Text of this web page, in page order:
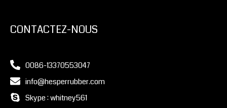
CONTACTEZ-NOUS
0086-13370553047
info@hesperrubber.com
Skype : whitney561